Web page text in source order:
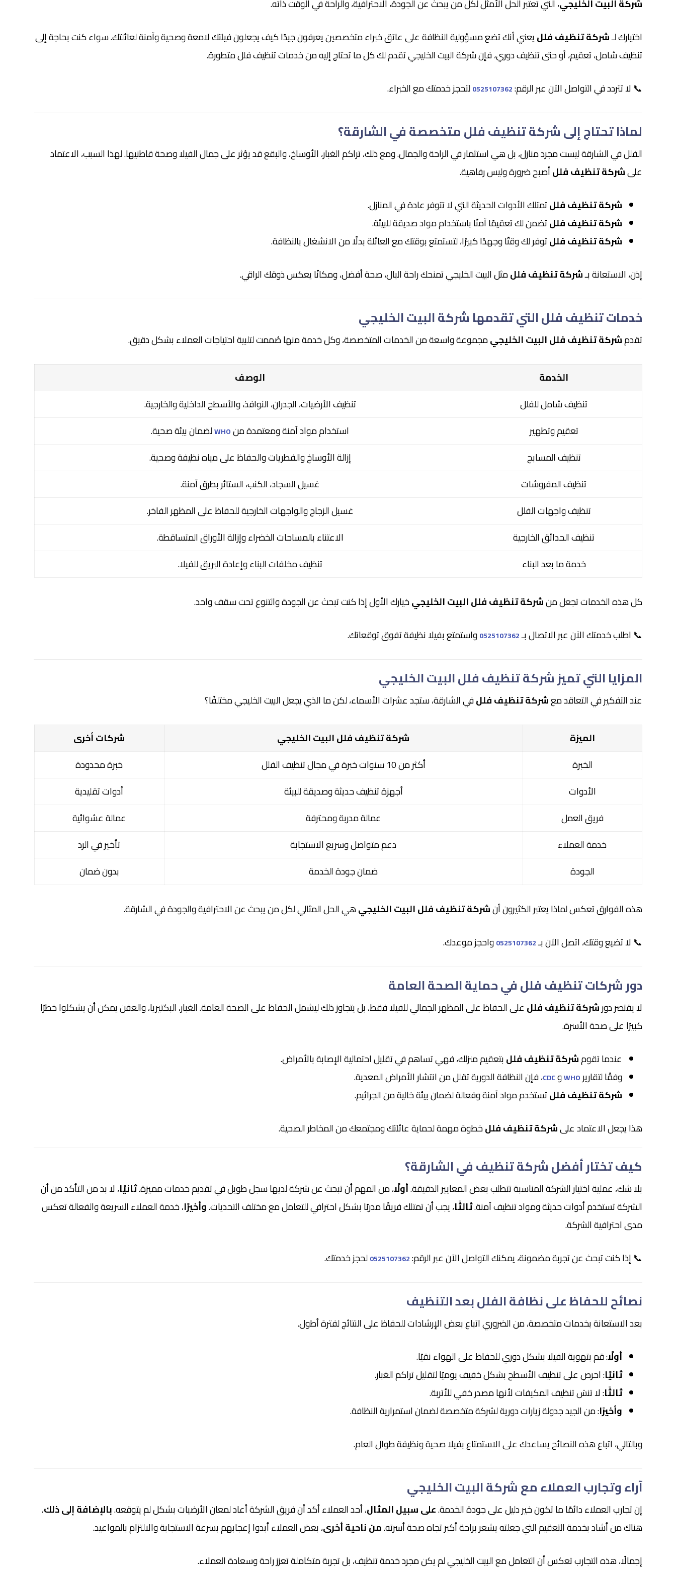
شركة البيت الخليجي، التي تعتبر الحل الأمثل لكل من يبحث عن الجودة، الاحترافية، والراحة في الوقت ذاته.
اختيارك لـشركة تنظيف فلليعني أنك تضع مسؤولية النظافة على عاتق خبراء متخصصين يعرفون جيدًا كيف يجعلون فيلتك لامعة وصحية وآمنة لعائلتك. سواء كنت بحاجة إلى
تنظيف شامل، تعقيم، أو حتى تنظيف دوري، فإن شركة البيت الخليجي تقدم لك كل ما تحتاج إليه من خدمات تنظيف فلل متطورة.
📞 لا تتردد في التواصل الآن عبر الرقم:0525107362لتحجز خدمتك مع الخبراء.
لماذا تحتاج إلى شركة تنظيف فلل متخصصة في الشارقة؟
الفلل في الشارقة ليست مجرد منازل، بل هي استثمار في الراحة والجمال. ومع ذلك، تراكم الغبار، الأوساخ، والبقع قد يؤثر على جمال الفيلا وصحة قاطنيها. لهذا السبب، الاعتماد
علىشركة تنظيف فللأصبح ضرورة وليس رفاهية.
شركة تنظيف فللتمتلك الأدوات الحديثة التي لا تتوفر عادة في المنازل.
شركة تنظيف فللتضمن لك تعقيمًا آمنًا باستخدام مواد صديقة للبيئة.
شركة تنظيف فللتوفر لك وقتًا وجهدًا كبيرًا، لتستمتع بوقتك مع العائلة بدلًا من الانشغال بالنظافة.
إذن، الاستعانة بـشركة تنظيف فللمثل البيت الخليجي تمنحك راحة البال، صحة أفضل، ومكانًا يعكس ذوقك الراقي.
خدمات تنظيف فلل التي تقدمها شركة البيت الخليجي
تقدمشركة تنظيف فلل البيت الخليجيمجموعة واسعة من الخدمات المتخصصة، وكل خدمة منها صُممت لتلبية احتياجات العملاء بشكل دقيق.
الخدمة
الوصف
تنظيف شامل للفلل
تنظيف الأرضيات، الجدران، النوافذ، والأسطح الداخلية والخارجية.
تعقيم وتطهير
استخدام مواد آمنة ومعتمدة منWHOلضمان بيئة صحية.
تنظيف المسابح
إزالة الأوساخ والفطريات والحفاظ على مياه نظيفة وصحية.
تنظيف المفروشات
غسيل السجاد، الكنب، الستائر بطرق آمنة.
تنظيف واجهات الفلل
غسيل الزجاج والواجهات الخارجية للحفاظ على المظهر الفاخر.
تنظيف الحدائق الخارجية
الاعتناء بالمساحات الخضراء وإزالة الأوراق المتساقطة.
خدمة ما بعد البناء
تنظيف مخلفات البناء وإعادة البريق للفيلا.
كل هذه الخدمات تجعل منشركة تنظيف فلل البيت الخليجيخيارك الأول إذا كنت تبحث عن الجودة والتنوع تحت سقف واحد.
📞 اطلب خدمتك الآن عبر الاتصال بـ0525107362واستمتع بفيلا نظيفة تفوق توقعاتك.
المزايا التي تميز شركة تنظيف فلل البيت الخليجي
عند التفكير في التعاقد معشركة تنظيف فللفي الشارقة، ستجد عشرات الأسماء، لكن ما الذي يجعل البيت الخليجي مختلفًا؟
الميزة شركة تنظيف فلل البيت الخليجي
شركات أخرى
الخبرة
أكثر من 10 سنوات خبرة في مجال تنظيف الفلل
خبرة محدودة
الأدوات
أجهزة تنظيف حديثة وصديقة للبيئة
أدوات تقليدية
فريق العمل
عمالة مدربة ومحترفة
عمالة عشوائية
خدمة العملاء
دعم متواصل وسريع الاستجابة
تأخير في الرد
الجودة
ضمان جودة الخدمة بدون ضمان
هذه الفوارق تعكس لماذا يعتبر الكثيرون أنشركة تنظيف فلل البيت الخليجيهي الحل المثالي لكل من يبحث عن الاحترافية والجودة في الشارقة.
📞 لا تضيع وقتك، اتصل الآن بـ0525107362واحجز موعدك.
دور شركات تنظيف فلل في حماية الصحة العامة
لا يقتصر دورشركة تنظيف فلل على الحفاظ على المظهر الجمالي للفيلا فقط، بل يتجاوز ذلك ليشمل الحفاظ على الصحة العامة. الغبار، البكتيريا، والعفن يمكن أن يشكلوا خطرًا
كبيرًا على صحة الأسرة.
عندما تقومشركة تنظيف فللبتعقيم منزلك، فهي تساهم في تقليل احتمالية الإصابة بالأمراض.
وفقًا لتقاريرWHOوCDC، فإن النظافة الدورية تقلل من انتشار الأمراض المعدية.
شركة تنظيف فللتستخدم مواد آمنة وفعالة لضمان بيئة خالية من الجراثيم.
هذا يجعل الاعتماد علىشركة تنظيف فللخطوة مهمة لحماية عائلتك ومجتمعك من المخاطر الصحية.
كيف تختار أفضل شركة تنظيف في الشارقة؟
بلا شك، عملية اختيار الشركة المناسبة تتطلب بعض المعايير الدقيقة.أولًا، من المهم أن تبحث عن شركة لديها سجل طويل في تقديم خدمات مميزة.ثانيًا، لا بد من التأكد من أن
الشركة تستخدم أدوات حديثة ومواد تنظيف آمنة.ثالثًا، يجب أن تمتلك فريقًا مدربًا بشكل احترافي للتعامل مع مختلف التحديات.وأخيرًا، خدمة العملاء السريعة والفعالة تعكس
مدى احترافية الشركة.
📞 إذا كنت تبحث عن تجربة مضمونة، يمكنك التواصل الآن عبر الرقم:0525107362لحجز خدمتك.
نصائح للحفاظ على نظافة الفلل بعد التنظيف
بعد الاستعانة بخدمات متخصصة، من الضروري اتباع بعض الإرشادات للحفاظ على النتائج لفترة أطول.
أولًا: قم بتهوية الفيلا بشكل دوري للحفاظ على الهواء نقيًا.
ثانيًا: احرص على تنظيف الأسطح بشكل خفيف يوميًا لتقليل تراكم الغبار.
ثالثًا: لا تنسَ تنظيف المكيفات لأنها مصدر خفي للأتربة.
وأخيرًا: من الجيد جدولة زيارات دورية لشركة متخصصة لضمان استمرارية النظافة.
وبالتالي، اتباع هذه النصائح يساعدك على الاستمتاع بفيلا صحية ونظيفة طوال العام.
آراء وتجارب العملاء مع شركة البيت الخليجي
إن تجارب العملاء دائمًا ما تكون خير دليل على جودة الخدمة.على سبيل المثال، أحد العملاء أكد أن فريق الشركة أعاد لمعان الأرضيات بشكل لم يتوقعه.بالإضافة إلى ذلك،
هناك من أشاد بخدمة التعقيم التي جعلته يشعر براحة أكبر تجاه صحة أسرته.من ناحية أخرى، بعض العملاء أبدوا إعجابهم بسرعة الاستجابة والالتزام بالمواعيد.
إجمالًا، هذه التجارب تعكس أن التعامل مع البيت الخليجي لم يكن مجرد خدمة تنظيف، بل تجربة متكاملة تعزز راحة وسعادة العملاء.